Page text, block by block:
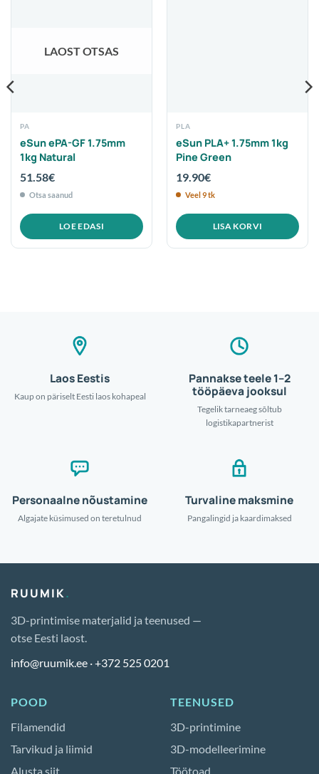
LAOST OTSAS
PA
eSun ePA-GF 1.75mm
1kg Natural
51.58€
Otsa saanud
LOE EDASI
PLA
eSun PLA+ 1.75mm 1kg
Pine Green
19.90€
Veel 9 tk
LISA KORVI
Laos Eestis
Kaup on päriselt Eesti laos kohapeal
Pannakse teele 1–2
tööpäeva jooksul
Tegelik tarneaeg sõltub
logistikapartnerist
Personaalne nõustamine
Algajate küsimused on teretulnud
Turvaline maksmine
Pangalingid ja kaardimaksed
RUUMIK.
3D-printimise materjalid ja teenused —
otse Eesti laost.
info@ruumik.ee ·+372 525 0201
POOD
Filamendid
Tarvikud ja liimid
Alusta siit
TEENUSED
3D-printimine
3D-modelleerimine
Töötoad